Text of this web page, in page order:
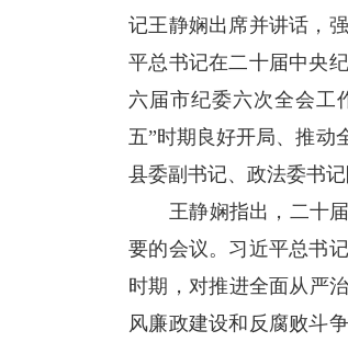
记王静娴出席并讲话，
平总书记在二十届中央
六届市纪委六次全会工
五”时期良好开局、推动
县委副书记、政法委书记
王静娴指出，二十届
要的会议。习近平总书
时期，对推进全面从严
风廉政建设和反腐败斗